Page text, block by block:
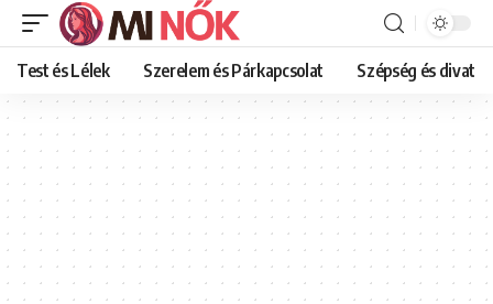
Test és Lélek Szerelem és Párkapcsolat Szépség és divat